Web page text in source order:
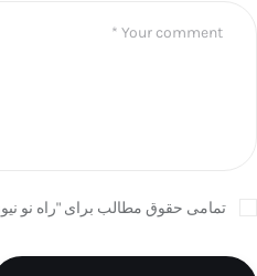
تمامی حقوق مطالب برای "راه نو